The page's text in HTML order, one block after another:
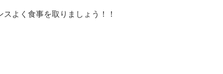
ランスよく食事を取りましょう！！